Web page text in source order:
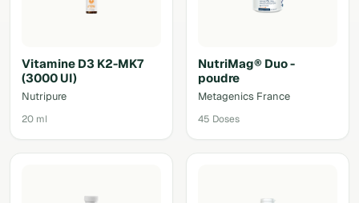
Vitamine D3 K2-MK7
(3000 UI)
Nutripure
20 ml
NutriMag® Duo -
poudre
Metagenics France
45 Doses